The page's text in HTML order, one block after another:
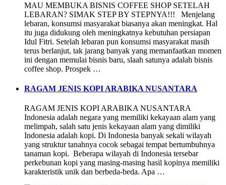
MAU MEMBUKA BISNIS COFFEE SHOP SETELAH
LEBARAN? SIMAK STEP BY STEPNYA!!! Menjelang
lebaran, konsumsi masyarakat biasanya akan meningkat. Hal
itu juga didukung oleh meningkatnya kebutuhan persiapan
Idul Fitri. Setelah lebaran pun konsumsi masyarakat masih
terus berlanjut, tak jarang banyak yang memanfaatkan momen
ini dengan memulai bisnis baru, slaah satunya adalah bisnis
coffee shop. Prospek …
RAGAM JENIS KOPI ARABIKA NUSANTARA
RAGAM JENIS KOPI ARABIKA NUSANTARA
Indonesia adalah negara yang memiliki kekayaan alam yang
melimpah, salah satu jenis kekayaan alam yang dimiliki
Indonesia adalah kopi. Di Indonesia banyak sekali wilayah
yang struktur tanahnya cocok sebagai tempat bertumbuhnya
tanaman kopi. Beberapa wilayah di Indonesia tersebar
perkebunan kopi yang masing-masing hasil kopinya memiliki
karakteristik unik dan berbeda-beda. Apa …